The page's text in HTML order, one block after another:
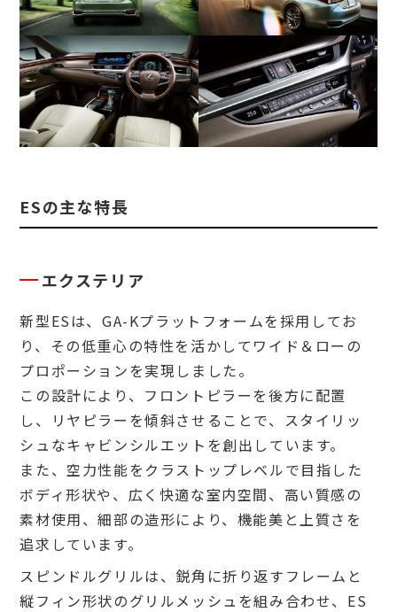
ESの主な特長
エクステリア
新型ESは、GA-Kプラットフォームを採用してお
り、その低重心の特性を活かしてワイド＆ローの
プロポーションを実現しました。
この設計により、フロントピラーを後方に配置
し、リヤピラーを傾斜させることで、スタイリッ
シュなキャビンシルエットを創出しています。
また、空力性能をクラストップレベルで目指した
ボディ形状や、広く快適な室内空間、高い質感の
素材使用、細部の造形により、機能美と上質さを
追求しています。
スピンドルグリルは、鋭角に折り返すフレームと
縦フィン形状のグリルメッシュを組み合わせ、ES